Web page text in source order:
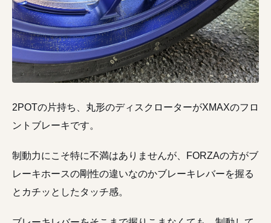
2POTの片持ち、丸形のディスクローターがXMAXのフロ
ントブレーキです。
制動力にこそ特に不満はありませんが、FORZAの方がブ
レーキホースの剛性の違いなのかブレーキレバーを握る
とカチッとしたタッチ感。